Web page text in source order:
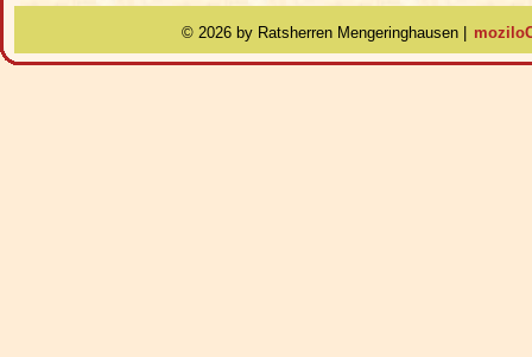
© 2026 by Ratsherren Mengeringhausen |